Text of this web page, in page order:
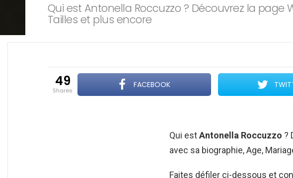
Qui est Antonella Roccuzzo ? Découvrez la page
Tailles et plus encore
49
shares
FACEBOOK
Qui estAntonella Roccuzzo ?
avec sa biographie, Age,
Faites défiler ci-dessous et